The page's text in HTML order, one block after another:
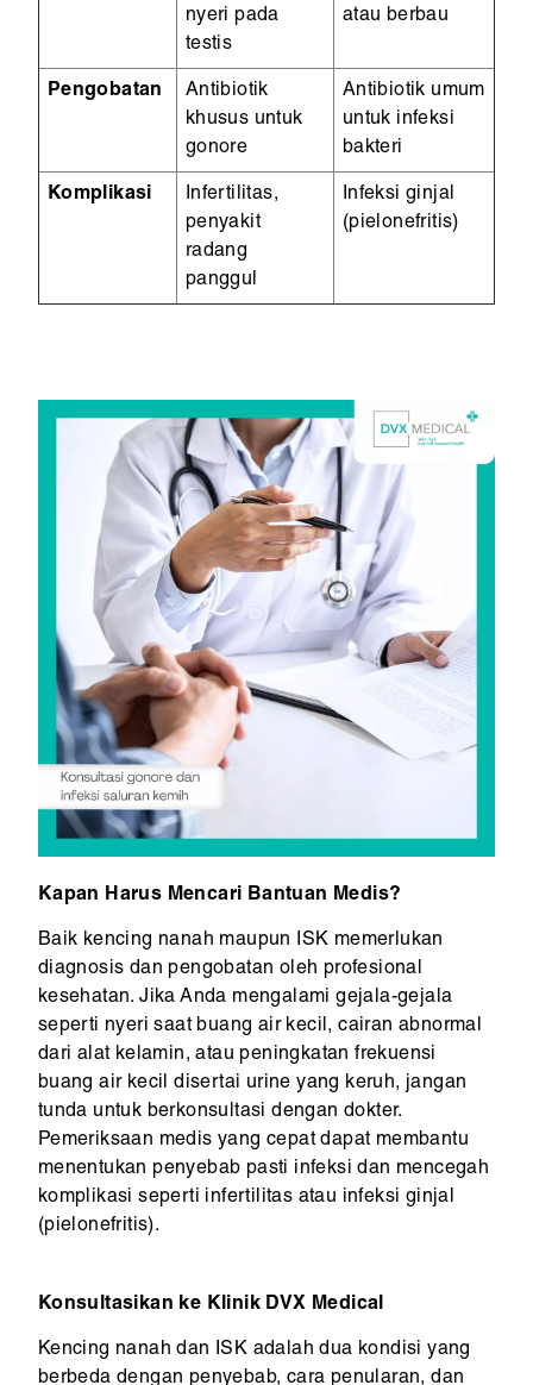
nyeri pada
testis
atau berbau
Pengobatan
Antibiotik
khusus untuk
gonore
Antibiotik umum
untuk infeksi
bakteri
Komplikasi
Infertilitas,
penyakit
radang
panggul
Infeksi ginjal
(pielonefritis)
Kapan Harus Mencari Bantuan Medis?
Baik kencing nanah maupun ISK memerlukan
diagnosis dan pengobatan oleh profesional
kesehatan. Jika Anda mengalami gejala-gejala
seperti nyeri saat buang air kecil, cairan abnormal
dari alat kelamin, atau peningkatan frekuensi
buang air kecil disertai urine yang keruh, jangan
tunda untuk berkonsultasi dengan dokter.
Pemeriksaan medis yang cepat dapat membantu
menentukan penyebab pasti infeksi dan mencegah
komplikasi seperti infertilitas atau infeksi ginjal
(pielonefritis).
Konsultasikan ke Klinik DVX Medical
Kencing nanah dan ISK adalah dua kondisi yang
berbeda dengan penyebab, cara penularan, dan